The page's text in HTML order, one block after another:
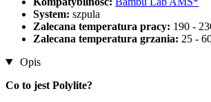
System: szpula
Zalecana temperatura pracy: 190 -
Zalecana temperatura grzania: 25 -
Opis
Co to jest Polylite?